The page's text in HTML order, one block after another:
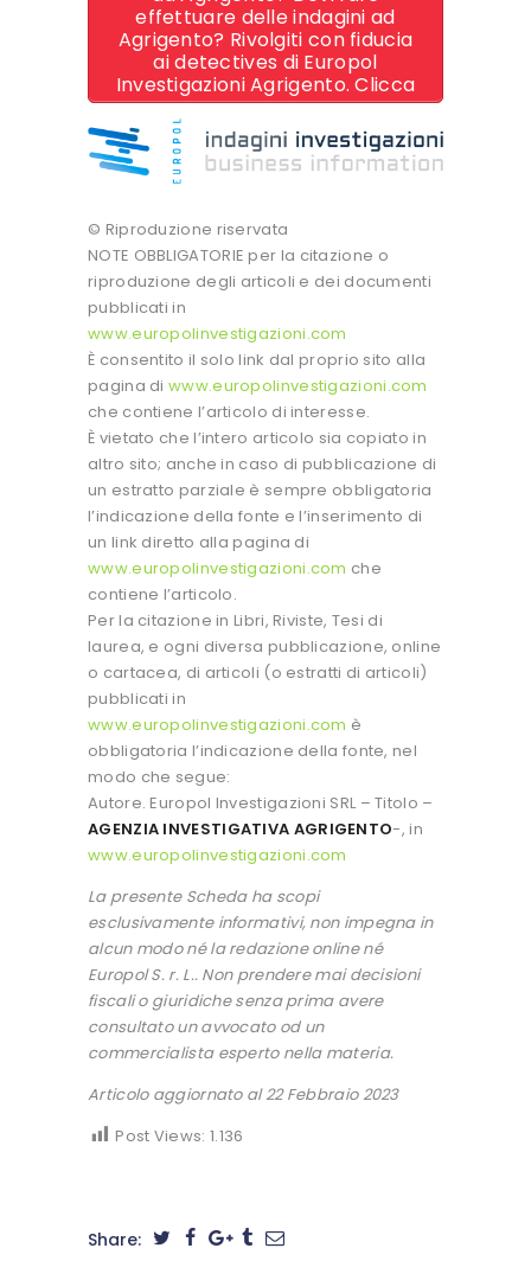
effettuare delle indagini ad
Agrigento? Rivolgiti con fiducia
ai detectives di Europol
Investigazioni Agrigento. Clicca
© Riproduzione riservata
NOTE OBBLIGATORIE per la citazione o
riproduzione degli articoli e dei documenti
pubblicati in
www.europolinvestigazioni.com
È consentito il solo link dal proprio sito alla
pagina di www.europolinvestigazioni.com
che contiene l’articolo di interesse.
È vietato che l’intero articolo sia copiato in
altro sito; anche in caso di pubblicazione di
un estratto parziale è sempre obbligatoria
l’indicazione della fonte e l’inserimento di
un link diretto alla pagina di
www.europolinvestigazioni.com che
contiene l’articolo.
Per la citazione in Libri, Riviste, Tesi di
laurea, e ogni diversa pubblicazione, online
o cartacea, di articoli (o estratti di articoli)
pubblicati in
www.europolinvestigazioni.com è
obbligatoria l’indicazione della fonte, nel
modo che segue:
Autore. Europol Investigazioni SRL – Titolo –
AGENZIA INVESTIGATIVA AGRIGENTO-, in
www.europolinvestigazioni.com
La presente Scheda ha scopi
esclusivamente informativi, non impegna in
alcun modo né la redazione online né
Europol S. r. L.. Non prendere mai decisioni
fiscali o giuridiche senza prima avere
consultato un avvocato od un
commercialista esperto nella materia.
Articolo aggiornato al 22 Febbraio 2023
Post Views: 1.136
Share: